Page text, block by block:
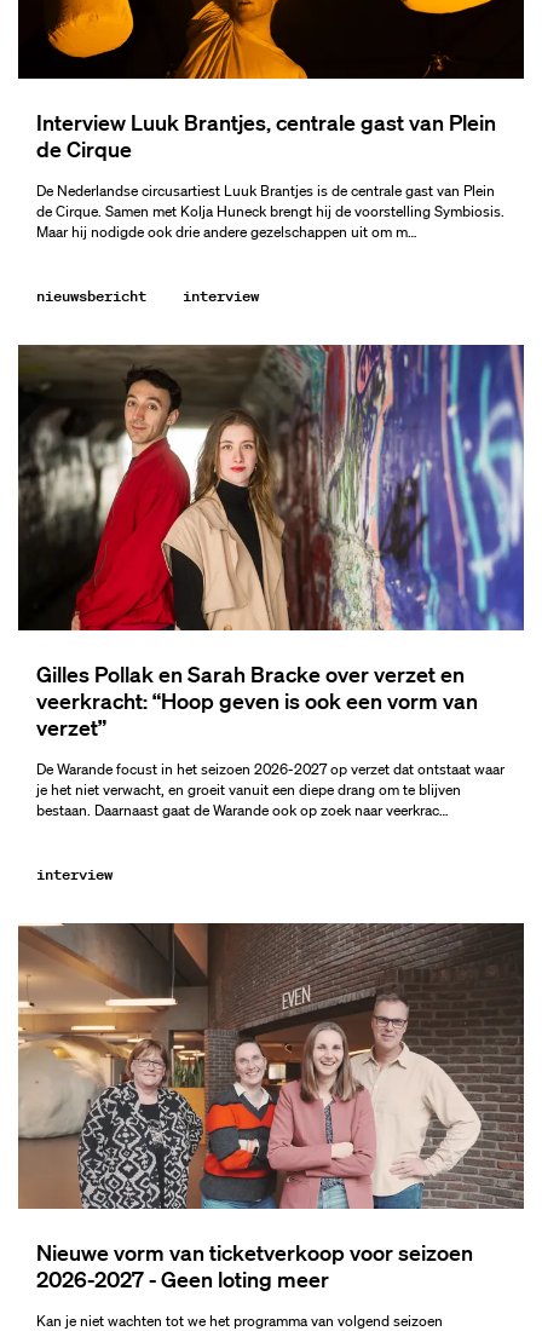
Interview Luuk Brantjes, centrale gast van Plein
de Cirque
De Nederlandse circusartiest Luuk Brantjes is de centrale gast van Plein
de Cirque. Samen met Kolja Huneck brengt hij de voorstelling Symbiosis.
Maar hij nodigde ook drie andere gezelschappen uit om m…
nieuwsbericht interview
Gilles Pollak en Sarah Bracke over verzet en
veerkracht: “Hoop geven is ook een vorm van
verzet”
De Warande focust in het seizoen 2026-2027 op verzet dat ontstaat waar
je het niet verwacht, en groeit vanuit een diepe drang om te blijven
bestaan. Daarnaast gaat de Warande ook op zoek naar veerkrac…
interview
Nieuwe vorm van ticketverkoop voor seizoen
2026-2027 - Geen loting meer
Kan je niet wachten tot we het programma van volgend seizoen